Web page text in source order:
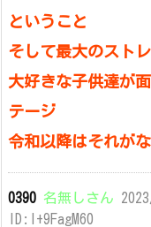
ということ
そして最大のスト
大好きな子供達が
テージ
令和以降はそれが
0390 名無しさん
ID:I+9FagM60